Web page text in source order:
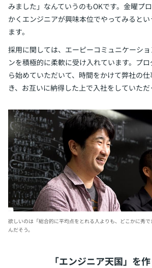
みました」なんていうのもOKです。金曜プ
かくエンジニアが興味本位でやってみると
ます。
採用に関しては、エーピーコミュニケーシ
ンを積極的に柔軟に受け入れています。プ
ら始めていただいて、時間をかけて弊社の
き、お互いに納得した上で入社をしていただ
欲しいのは「総合的に平均点をとれる人よりも、どこかに秀
んだそう。
「エンジニア天国」を